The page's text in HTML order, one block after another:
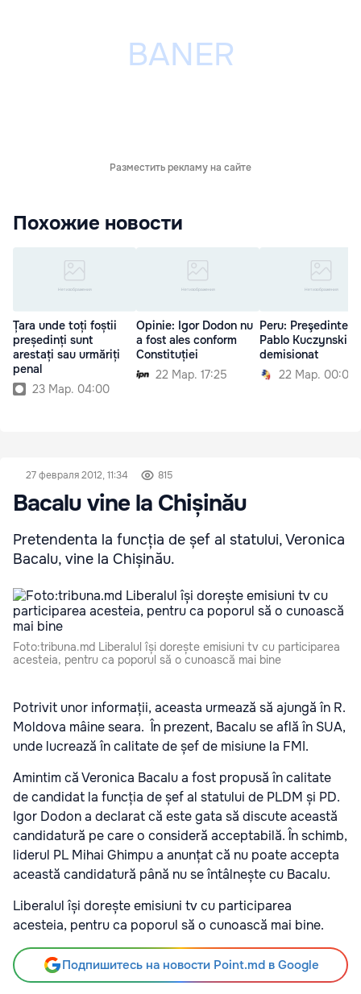
Разместить рекламу на сайте
Похожие новости
Țara unde toți foștii
președinți sunt
arestați sau urmăriți
penal
23 Мар. 04:00
Opinie: Igor Dodon nu
a fost ales conform
Constituției
22 Мар. 17:25
Peru: Preşedintele
Pablo Kuczynski a
demisionat
22 Мар. 00:00
27 февраля 2012, 11:34 815
Bacalu vine la Chișinău
Pretendenta la funcția de șef al statului, Veronica
Bacalu, vine la Chișinău.
Foto:tribuna.md Liberalul își dorește emisiuni tv cu participarea
acesteia, pentru ca poporul să o cunoască mai bine
Potrivit unor informații, aceasta urmează să ajungă în R.
Moldova mâine seara. În prezent, Bacalu se află în SUA,
unde lucrează în calitate de șef de misiune la FMI.
Amintim că Veronica Bacalu a fost propusă în calitate
de candidat la funcția de șef al statului de PLDM și PD.
Igor Dodon a declarat că este gata să discute această
candidatură pe care o consideră acceptabilă. În schimb,
liderul PL Mihai Ghimpu a anunțat că nu poate accepta
această candidatură până nu se întâlnește cu Bacalu.
Liberalul își dorește emisiuni tv cu participarea
acesteia, pentru ca poporul să o cunoască mai bine.
Подпишитесь на новости Point.md в Google